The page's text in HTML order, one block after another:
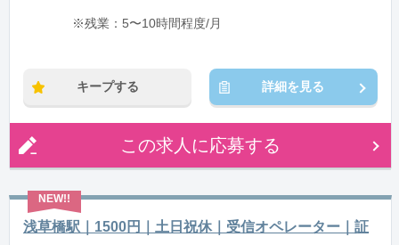
※残業：5〜10時間程度/月
キープする 詳細を見る
この求人に応募する
浅草橋駅｜1500円｜土日祝休｜受信オペレーター｜証